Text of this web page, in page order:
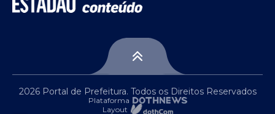
2026 Portal de Prefeitura. Todos os Direitos Reservados
Plataforma
Layout